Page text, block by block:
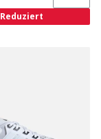
Reduziert